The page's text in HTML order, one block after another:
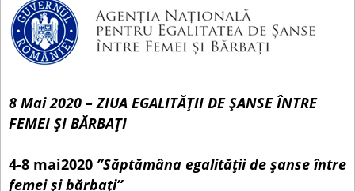
u
l
c
r
a
c
i
8 Mai 2020 – ZIUA EGALITĂȚII DE ȘANSE ÎNTRE
FEMEI ȘI BĂRBAȚI
4-8 mai2020 ”Săptămâna egalității de șanse între
femei și bărbați”